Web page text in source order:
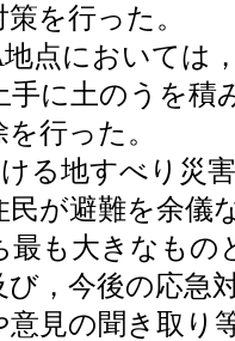
を行った。
点においては
手に土のうを
行った。
る地すべり災
民が避難を余儀
最も大きなもの
び，今後の応急
意見の聞き取り